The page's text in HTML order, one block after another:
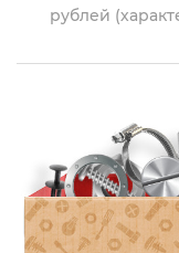
рублей